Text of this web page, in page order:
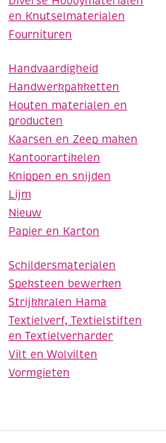
en Knutselmaterialen
Fournituren
Handvaardigheid
Handwerkpakketten
Houten materialen en
producten
Kaarsen en Zeep maken
Kantoorartikelen
Knippen en snijden
Lijm
Nieuw
Papier en Karton
Schildersmaterialen
Speksteen bewerken
Strijkkralen Hama
Textielverf, Textielstiften
en Textielverharder
Vilt en Wolvilten
Vormgieten